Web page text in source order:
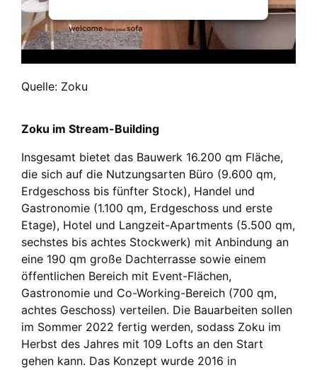
Quelle: Zoku
Zoku im Stream-Building
Insgesamt bietet das Bauwerk 16.200 qm Fläche,
die sich auf die Nutzungsarten Büro (9.600 qm,
Erdgeschoss bis fünfter Stock), Handel und
Gastronomie (1.100 qm, Erdgeschoss und erste
Etage), Hotel und Langzeit-Apartments (5.500 qm,
sechstes bis achtes Stockwerk) mit Anbindung an
eine 190 qm große Dachterrasse sowie einem
öffentlichen Bereich mit Event-Flächen,
Gastronomie und Co-Working-Bereich (700 qm,
achtes Geschoss) verteilen. Die Bauarbeiten sollen
im Sommer 2022 fertig werden, sodass Zoku im
Herbst des Jahres mit 109 Lofts an den Start
gehen kann. Das Konzept wurde 2016 in